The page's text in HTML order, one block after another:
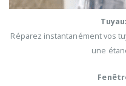
Réparez instantanément vos
une